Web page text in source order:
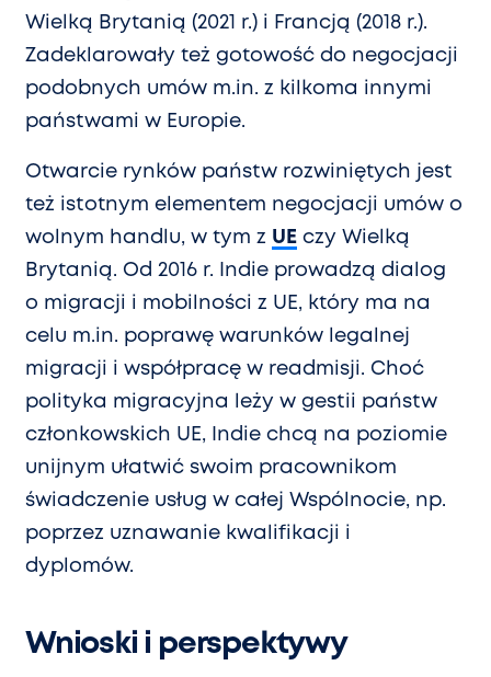
Wielką Brytanią (2021 r.) i Francją (2018 r.).
Zadeklarowały też gotowość do negocjacji
podobnych umów m.in. z kilkoma innymi
państwami w Europie.
Otwarcie rynków państw rozwiniętych jest
też istotnym elementem negocjacji umów o
wolnym handlu, w tym z UE czy Wielką
Brytanią. Od 2016 r. Indie prowadzą dialog
o migracji i mobilności z UE, który ma na
celu m.in. poprawę warunków legalnej
migracji i współpracę w readmisji. Choć
polityka migracyjna leży w gestii państw
członkowskich UE, Indie chcą na poziomie
unijnym ułatwić swoim pracownikom
świadczenie usług w całej Wspólnocie, np.
poprzez uznawanie kwalifikacji i
dyplomów.
Wnioski i perspektywy